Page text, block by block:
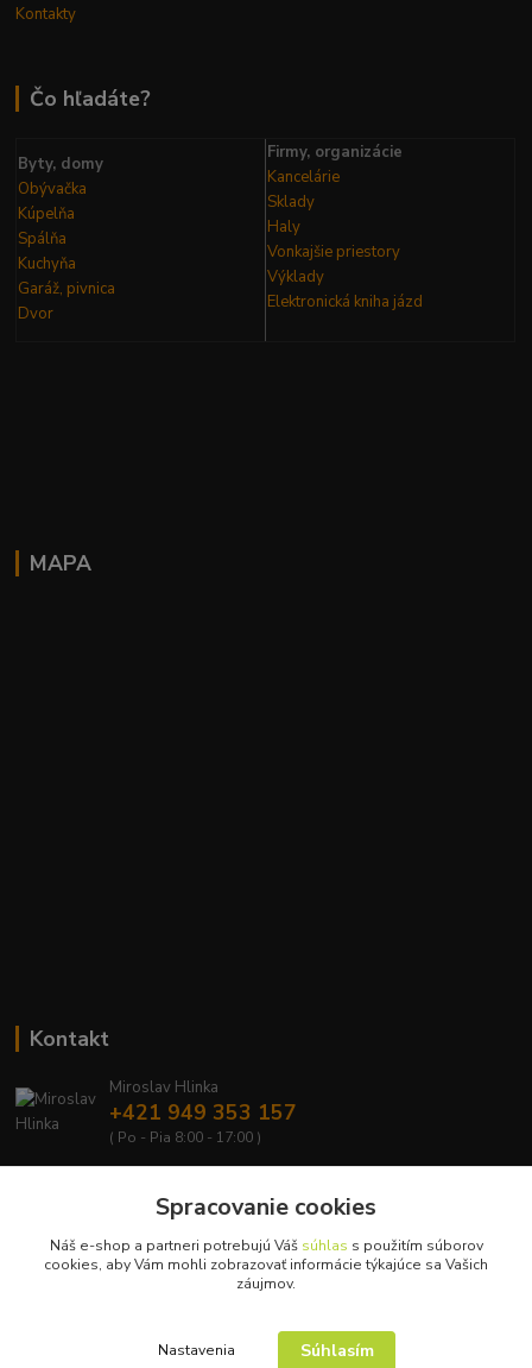
Kontakty
Čo hľadáte?
Byty, domy
Obývačka
Kúpelňa
Spálňa
Kuchyňa
Garáž, pivnica
Dvor
Firmy, organizácie
Kancelárie
Sklady
Haly
Vonkajšie priestory
Výklady
Elektronická kniha jázd
MAPA
Kontakt
Miroslav Hlinka
+421 949 353 157
( Po - Pia 8:00 - 17:00 )
Upravit sběr cookies.
Spracovanie cookies
Náš e-shop a partneri potrebujú Váš súhlas s použitím súborov
cookies, aby Vám mohli zobrazovať informácie týkajúce sa Vašich
záujmov.
Nastavenia Súhlasím